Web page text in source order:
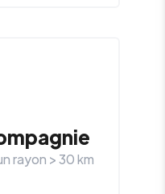
rayon >30km